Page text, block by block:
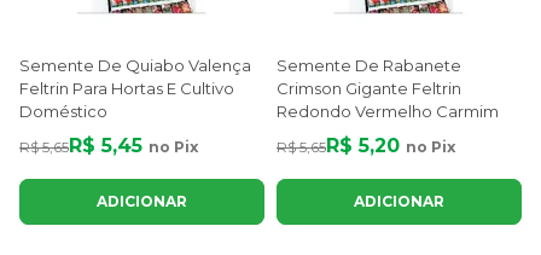
Semente De Quiabo Valença
Feltrin Para Hortas E Cultivo
Doméstico
R$ 5,65R$ 5,45 no Pix
ADICIONAR
Semente De Rabanete
Crimson Gigante Feltrin
Redondo Vermelho Carmim
R$ 5,65R$ 5,20 no Pix
ADICIONAR